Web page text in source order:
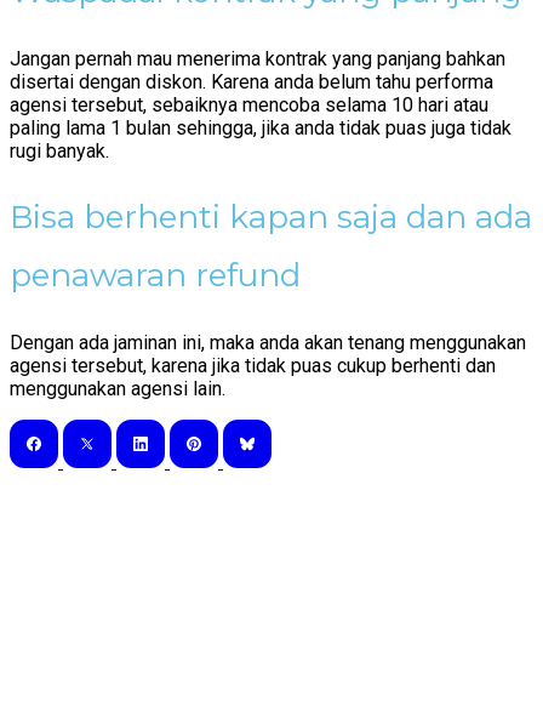
Jangan pernah mau menerima kontrak yang panjang bahkan
disertai dengan diskon. Karena anda belum tahu performa
agensi tersebut, sebaiknya mencoba selama 10 hari atau
paling lama 1 bulan sehingga, jika anda tidak puas juga tidak
rugi banyak.
Bisa berhenti kapan saja dan ada
penawaran refund
Dengan ada jaminan ini, maka anda akan tenang menggunakan
agensi tersebut, karena jika tidak puas cukup berhenti dan
menggunakan agensi lain.